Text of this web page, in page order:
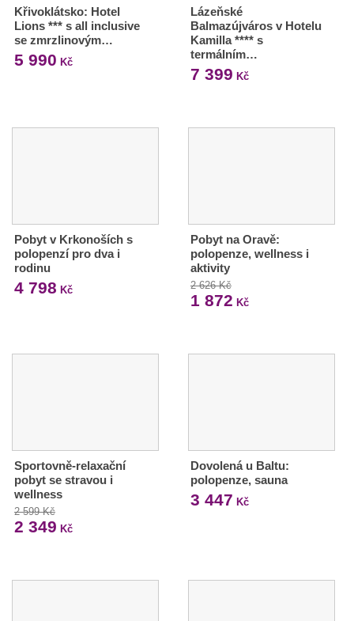
Křivoklátsko: Hotel
Lions *** s all inclusive
se zmrzlinovým…
5 990 Kč
Lázeňské
Balmazújváros v Hotelu
Kamilla **** s
termálním…
7 399 Kč
Pobyt v Krkonoších s
polopenzí pro dva i
rodinu
4 798 Kč
Pobyt na Oravě:
polopenze, wellness i
aktivity
2 626 Kč
1 872 Kč
Sportovně-relaxační
pobyt se stravou i
wellness
2 599 Kč
2 349 Kč
Dovolená u Baltu:
polopenze, sauna
3 447 Kč